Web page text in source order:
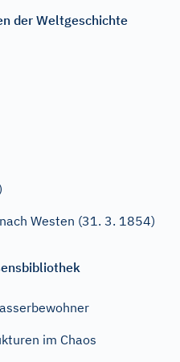
der Weltgeschichte
Westen (31. 3. 1854)
im Chaos